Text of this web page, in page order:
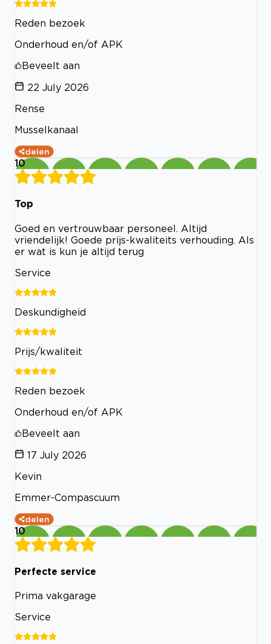
Reden bezoek
Onderhoud en/of APK
Beveelt aan
22 July 2026
Rense
Musselkanaal
delen
10
Top
Goed en vertrouwbaar personeel. Altijd
vriendelijk! Goede prijs-kwaliteits verhouding. Als
er wat is kun je altijd terug
Service
Deskundigheid
Prijs/kwaliteit
Reden bezoek
Onderhoud en/of APK
Beveelt aan
17 July 2026
Kevin
Emmer-Compascuum
delen
10
Perfecte service
Prima vakgarage
Service